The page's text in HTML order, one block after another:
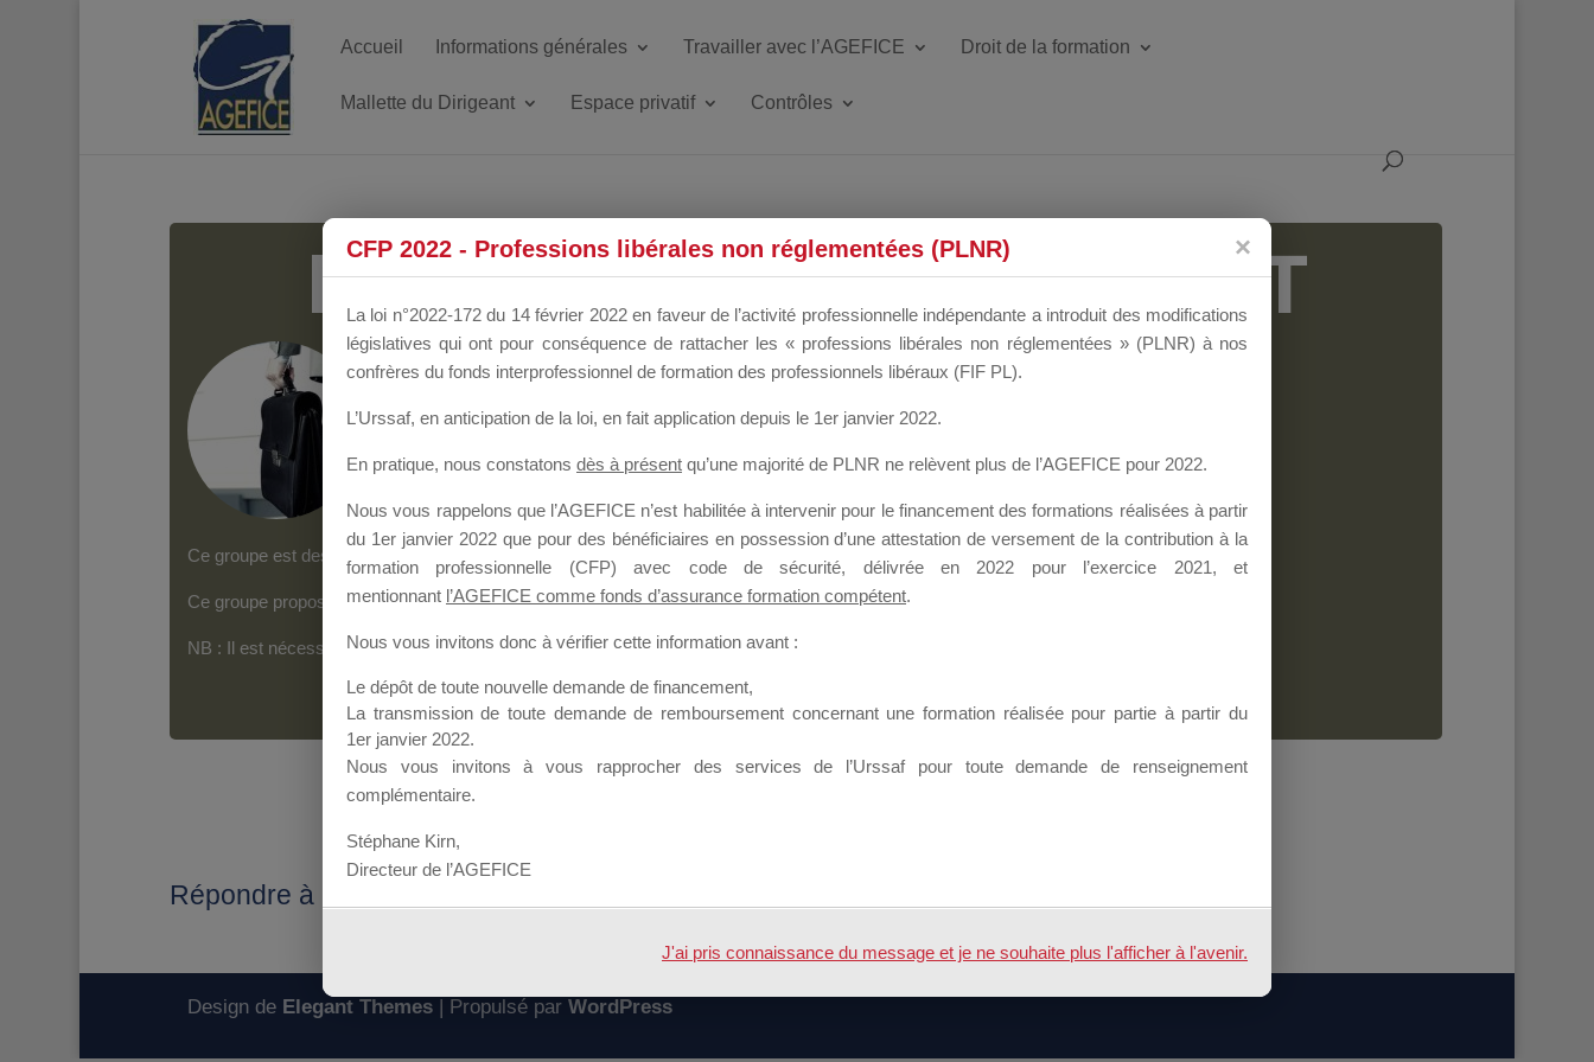
Accueil Informations générales Travailler avec l’AGEFICE Droit de la formation
Mallette du Dirigeant Espace privatif Contrôles
MALLETTE DU DIRIGEANT
Groupe Public il y a un mois
Ce groupe est destiné aux Organismes de Formation qui souhaitent répondre à l’Appel à Propositions Mallette du Dirigeant.
Ce groupe propose un forum dédié au support sur lequel il est possible de laisser un message ou poser une question.
NB : Il est nécessaire d’êtreinscrit(e)pour pouvoir rejoindre ce groupe
Répondre à : Salle de formation
Design de Elegant Themes| Propulsé par WordPress
CFP 2022 - Professions libérales non réglementées (PLNR)
La loi n°2022-172 du 14 février 2022 en faveur de l’activité professionnelle indépendante a introduit des modifications
législatives qui ont pour conséquence de rattacher les « professions libérales non réglementées » (PLNR) à nos
confrères du fonds interprofessionnel de formation des professionnels libéraux (FIF PL).
L’Urssaf, en anticipation de la loi, en fait application depuis le 1er janvier 2022.
En pratique, nous constatons dès à présent qu’une majorité de PLNR ne relèvent plus de l’AGEFICE pour 2022.
Nous vous rappelons que l’AGEFICE n’est habilitée à intervenir pour le financement des formations réalisées à partir
du 1er janvier 2022 que pour des bénéficiaires en possession d’une attestation de versement de la contribution à la
formation professionnelle (CFP) avec code de sécurité, délivrée en 2022 pour l’exercice 2021, et
mentionnant l’AGEFICE comme fonds d’assurance formation compétent.
Nous vous invitons donc à vérifier cette information avant :
Le dépôt de toute nouvelle demande de financement,
La transmission de toute demande de remboursement concernant une formation réalisée pour partie à partir du
1er janvier 2022.
Nous vous invitons à vous rapprocher des services de l’Urssaf pour toute demande de renseignement
complémentaire.
Stéphane Kirn,
Directeur de l’AGEFICE
J'ai pris connaissance du message et je ne souhaite plus l'afficher à l'avenir.